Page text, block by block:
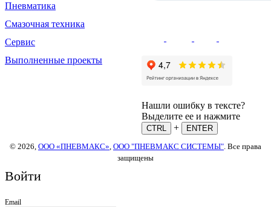
Пневматика
Смазочная техника
Сервис
Выполненные проекты
Нашли ошибку в тексте?
Выделите ее и нажмите
CTRL +
ENTER
© 2026, ООО «ПНЕВМАКС», ООО "ПНЕВМАКС СИСТЕМЫ". Все права
защищены
Войти
Email